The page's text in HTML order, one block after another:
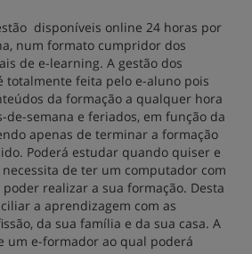
disponíveis online 24 horas por
num formato cumpridor dos
de e-learning. A gestão dos
totalmente feita pelo e-aluno pois
da formação a qualquer hora
de-semana e feriados, em função da
apenas de terminar a formação
Poderá estudar quando quiser e
de ter um computador com
realizar a sua formação. Desta
a aprendizagem com as
da sua família e da sua casa. A
um e-formador ao qual poderá